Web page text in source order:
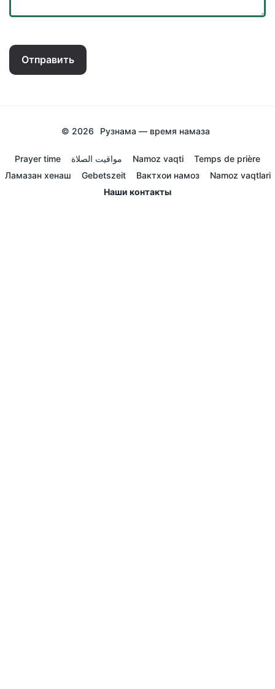
Отправить
© 2026 Рузнама — время намаза
Prayer time مواقيت الصلاة Namoz vaqti
Temps de prière
Ламазан хенаш
Gebetszeit Вактхои намоз
Namoz vaqtlari
Наши контакты